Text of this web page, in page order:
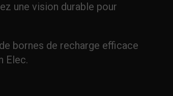
une vision durable pour
bornes de recharge efficace
Elec.